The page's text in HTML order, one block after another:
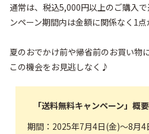
通常は、税込5,000円以上のご購入
ンペーン期間内は金額に関係なく1点
夏のおでかけ前や帰省前のお買い物
この機会をお見逃しなく♪
「送料無料キャンペーン」概要
期間：2025年7月4日(金)〜8月4